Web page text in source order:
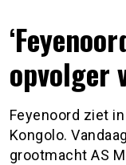
opvolger
Feyenoord ziet
Kongolo.
grootmacht AS